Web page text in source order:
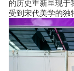
的历史重新呈现于
受到宋代美学的独